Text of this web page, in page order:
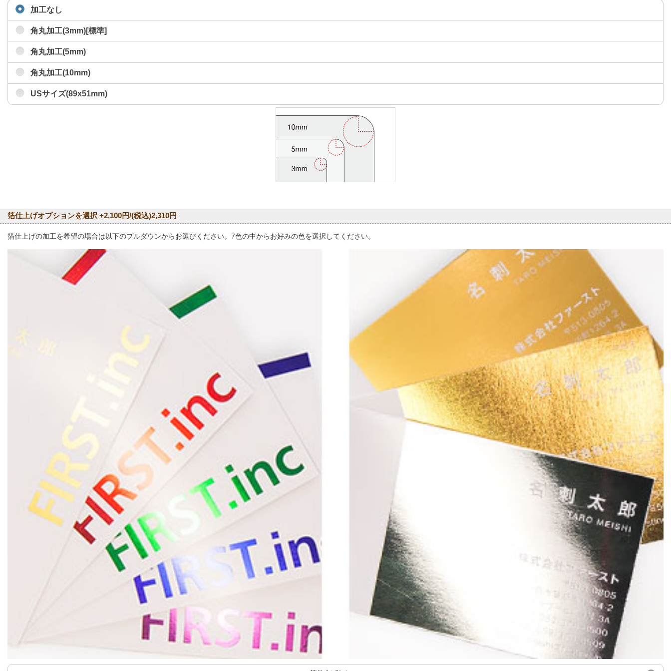
加工なし
角丸加工(3mm)[標準]
角丸加工(5mm)
角丸加工(10mm)
USサイズ(89x51mm)
箔仕上げオプションを選択 +2,100円/(税込)2,310円
箔仕上げの加工を希望の場合は以下のプルダウンからお選びください。7色の中からお好みの色を選択してください。